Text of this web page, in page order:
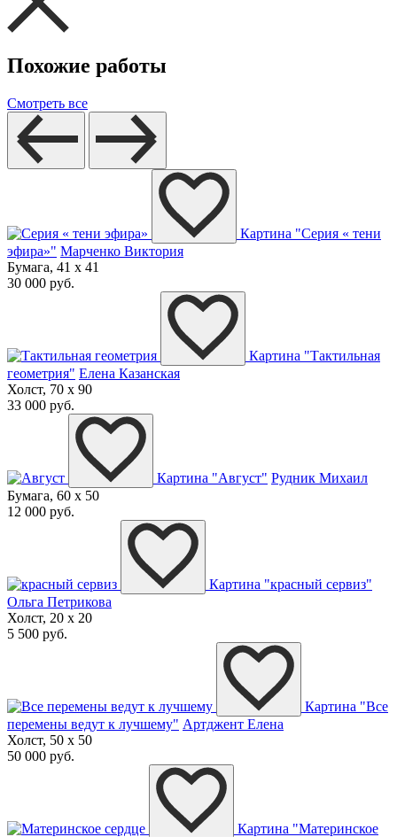
Похожие работы
Смотреть все
Картина "Серия « тени
эфира»" Марченко Виктория
Бумага, 41 x 41
30 000 руб.
Картина "Тактильная
геометрия" Елена Казанская
Холст, 70 x 90
33 000 руб.
Картина "Август" Рудник Михаил
Бумага, 60 x 50
12 000 руб.
Картина "красный сервиз"
Ольга Петрикова
Холст, 20 x 20
5 500 руб.
Картина "Все
перемены ведут к лучшему" Артджент Елена
Холст, 50 x 50
50 000 руб.
Картина "Материнское